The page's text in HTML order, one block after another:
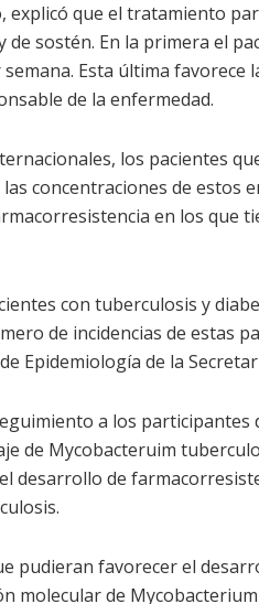
que el tratamiento
sostén. En la primera el
Esta última favorece
de la enfermedad.
los pacientes
concentraciones de estos
en los que
con tuberculosis y
de incidencias de estas
Epidemiología de la
a los participantes
de Mycobacteruim
desarrollo de
pudieran favorecer el
molecular de